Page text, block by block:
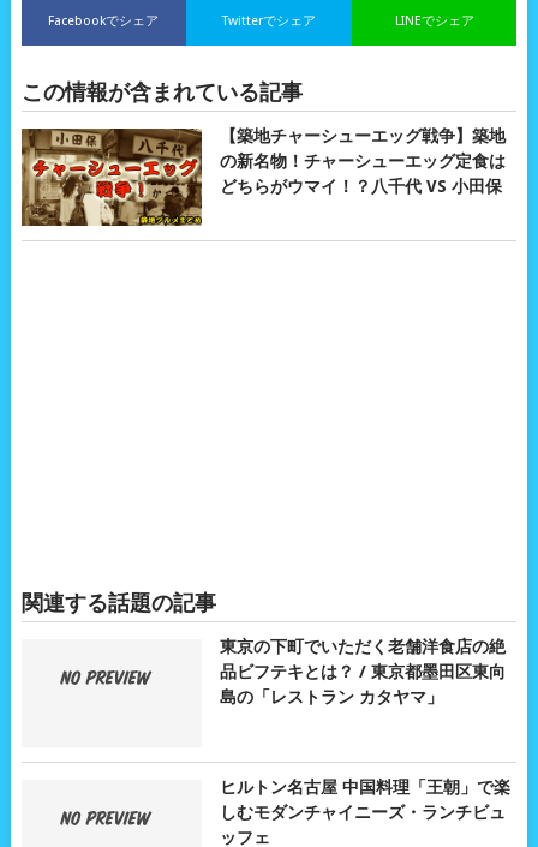
Facebookでシェア LINEでシェア
Twitterでシェア
この情報が含まれている記事
【築地チャーシューエッグ戦争】築地
の新名物！チャーシューエッグ定食は
どちらがウマイ！？八千代 VS 小田保
関連する話題の記事
東京の下町でいただく老舗洋食店の絶
品ビフテキとは？ / 東京都墨田区東向
島の「レストラン カタヤマ」
ヒルトン名古屋 中国料理「王朝」で楽
しむモダンチャイニーズ・ランチビュ
ッフェ